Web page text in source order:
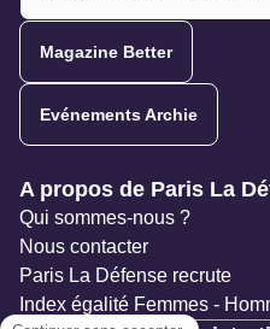
Magazine Better
Evénements Archie
Navigation secondaire
A propos de Paris La
Qui sommes-nous ?
Nous contacter
Paris La Défense recrute
Index égalité Femmes -